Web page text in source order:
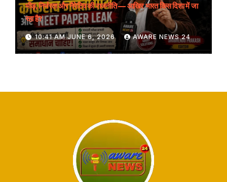
भीड़, निर्भरता और नैरेटिव की राजनीति — आखिर भारत किस दिशा में जा
रहा है?
10:41 AM JUNE 6, 2026 AWARE NEWS 24